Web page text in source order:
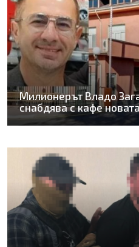
Милионерът Владо
снабдява с кафе